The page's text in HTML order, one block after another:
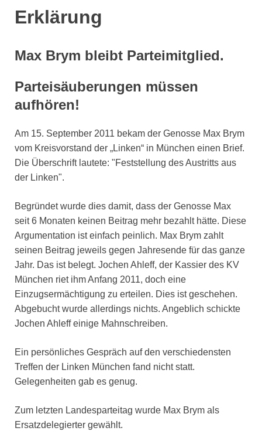
Erklärung
Max Brym bleibt Parteimitglied.
Parteisäuberungen müssen
aufhören!
Am 15. September 2011 bekam der Genosse Max Brym
vom Kreisvorstand der „Linken“ in München einen Brief.
Die Überschrift lautete: "Feststellung des Austritts aus
der Linken".
Begründet wurde dies damit, dass der Genosse Max
seit 6 Monaten keinen Beitrag mehr bezahlt hätte. Diese
Argumentation ist einfach peinlich. Max Brym zahlt
seinen Beitrag jeweils gegen Jahresende für das ganze
Jahr. Das ist belegt. Jochen Ahleff, der Kassier des KV
München riet ihm Anfang 2011, doch eine
Einzugsermächtigung zu erteilen. Dies ist geschehen.
Abgebucht wurde allerdings nichts. Angeblich schickte
Jochen Ahleff einige Mahnschreiben.
Ein persönliches Gespräch auf den verschiedensten
Treffen der Linken München fand nicht statt.
Gelegenheiten gab es genug.
Zum letzten Landesparteitag wurde Max Brym als
Ersatzdelegierter gewählt.